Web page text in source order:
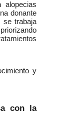
donante
se trabaja
y
con la